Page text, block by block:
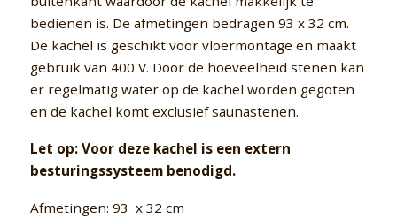
bedienen is. De afmetingen bedragen 93 x 32 cm.
De kachel is geschikt voor vloermontage en maakt
gebruik van 400 V. Door de hoeveelheid stenen kan
er regelmatig water op de kachel worden gegoten
en de kachel komt exclusief saunastenen.
Let op: Voor deze kachel is een extern
besturingssysteem benodigd.
Afmetingen: 93 x 32 cm